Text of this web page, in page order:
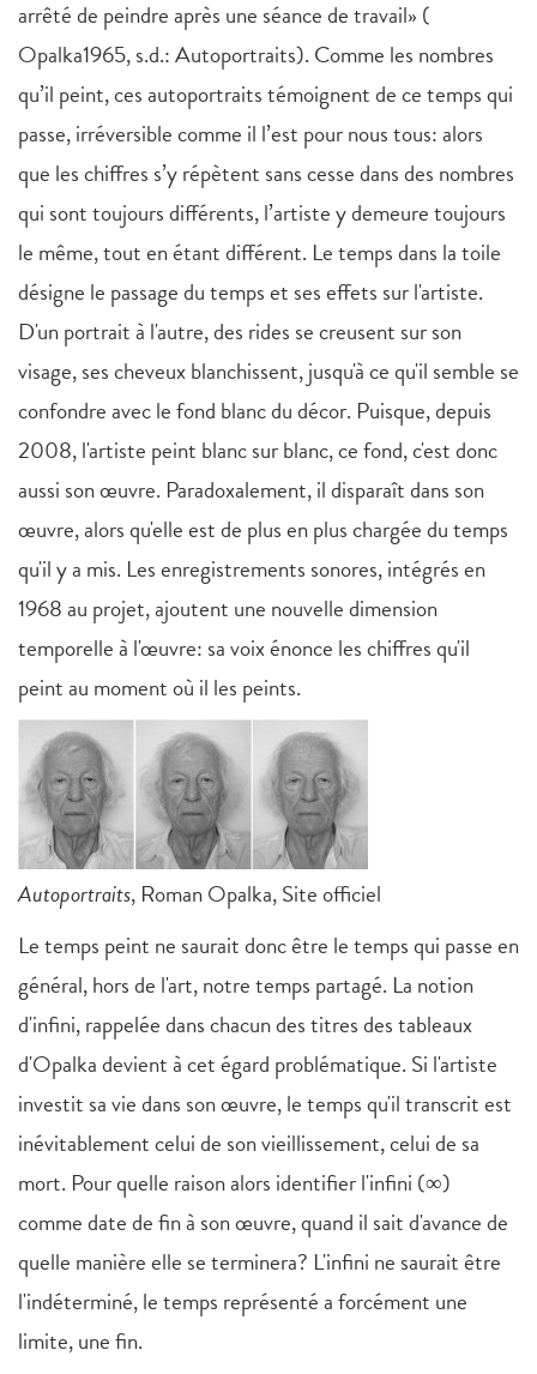
arrêté de peindre après une séance de travail» (
Opalka1965, s.d.: Autoportraits). Comme les nombres
qu’il peint, ces autoportraits témoignent de ce temps qui
passe, irréversible comme il l’est pour nous tous: alors
que les chiffres s’y répètent sans cesse dans des nombres
qui sont toujours différents, l’artiste y demeure toujours
le même, tout en étant différent. Le temps dans la toile
désigne le passage du temps et ses effets sur l'artiste.
D'un portrait à l'autre, des rides se creusent sur son
visage, ses cheveux blanchissent, jusqu'à ce qu'il semble se
confondre avec le fond blanc du décor. Puisque, depuis
2008, l'artiste peint blanc sur blanc, ce fond, c'est donc
aussi son œuvre. Paradoxalement, il disparaît dans son
œuvre, alors qu'elle est de plus en plus chargée du temps
qu'il y a mis. Les enregistrements sonores, intégrés en
1968 au projet, ajoutent une nouvelle dimension
temporelle à l'œuvre: sa voix énonce les chiffres qu'il
peint au moment où il les peints.
Autoportraits, Roman Opalka, Site officiel
Le temps peint ne saurait donc être le temps qui passe en
général, hors de l'art, notre temps partagé. La notion
d'infini, rappelée dans chacun des titres des tableaux
d'Opalka devient à cet égard problématique. Si l'artiste
investit sa vie dans son œuvre, le temps qu'il transcrit est
inévitablement celui de son vieillissement, celui de sa
mort. Pour quelle raison alors identifier l'infini (∞)
comme date de fin à son œuvre, quand il sait d'avance de
quelle manière elle se terminera? L'infini ne saurait être
l'indéterminé, le temps représenté a forcément une
limite, une fin.